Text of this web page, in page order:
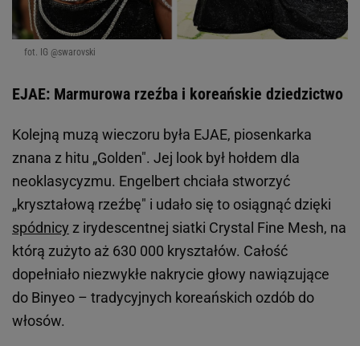
fot. IG @swarovski
EJAE: Marmurowa rzeźba i koreańskie dziedzictwo
Kolejną muzą wieczoru była EJAE, piosenkarka
znana z hitu „Golden". Jej look był hołdem dla
neoklasycyzmu. Engelbert chciała stworzyć
„kryształową rzeźbę" i udało się to osiągnąć dzięki
spódnicy z irydescentnej siatki Crystal Fine Mesh, na
którą zużyto aż 630 000 kryształów. Całość
dopełniało niezwykłe nakrycie głowy nawiązujące
do Binyeo – tradycyjnych koreańskich ozdób do
włosów.